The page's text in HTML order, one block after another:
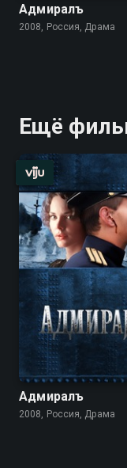
Адмиралъ
2008, Россия, Драма
Ещё
Адмиралъ
2008, Россия, Драма